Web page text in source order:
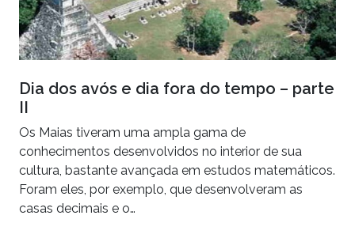
Dia dos avós e dia fora do tempo – parte
II
Os Maias tiveram uma ampla gama de
conhecimentos desenvolvidos no interior de sua
cultura, bastante avançada em estudos matemáticos.
Foram eles, por exemplo, que desenvolveram as
casas decimais e o…